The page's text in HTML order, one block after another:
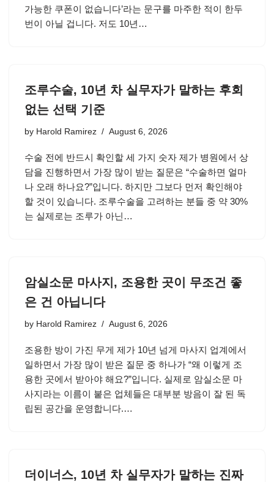
가능한 쿠폰이 없습니다’라는 문구를 마주한 적이 한두
번이 아닐 겁니다. 저도 10년…
조루수술, 10년 차 실무자가 말하는 후회
없는 선택 기준
by Harold Ramirez August 6, 2026
수술 전에 반드시 확인할 세 가지 숫자 제가 병원에서 상
담을 진행하면서 가장 많이 받는 질문은 “수술하면 얼마
나 오래 하나요?”입니다. 하지만 그보다 먼저 확인해야
할 것이 있습니다. 조루수술을 고려하는 분들 중 약 30%
는 실제로는 조루가 아닌…
암실소문 마사지, 조용한 곳이 무조건 좋
은 건 아닙니다
by Harold Ramirez August 6, 2026
조용한 방이 가진 무게 제가 10년 넘게 마사지 업계에서
일하면서 가장 많이 받은 질문 중 하나가 “왜 이렇게 조
용한 곳에서 받아야 해요?”입니다. 실제로 암실소문 마
사지라는 이름이 붙은 업체들은 대부분 방음이 잘 된 독
립된 공간을 운영합니다.…
더이너스, 10년 차 실무자가 말하는 진짜